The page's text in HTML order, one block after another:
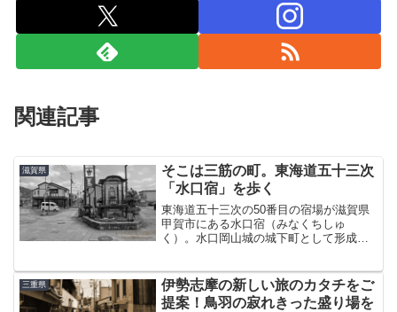
関連記事
滋賀県
そこは三筋の町。東海道五十三次
「水口宿」を歩く
東海道五十三次の50番目の宿場が滋賀県
甲賀市にある水口宿（みなくちしゅ
く）。水口岡山城の城下町として形成さ
が欲しかったのでこちらに立ち寄った。
宿場はココから見て東西に伸...
三重県
伊勢志摩の新しい旅のカタチをご
提案！鳥羽の寂れきった盛り場を